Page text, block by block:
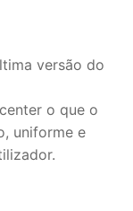
versão do
o que o
uniforme e